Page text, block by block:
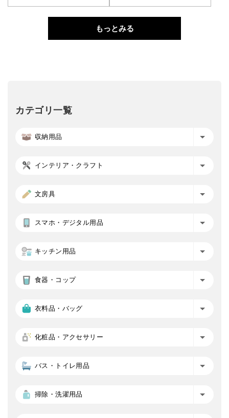
もっとみる
カテゴリ一覧
収納用品
インテリア・クラフト
文房具
スマホ・デジタル用品
キッチン用品
食器・コップ
衣料品・バッグ
化粧品・アクセサリー
バス・トイレ用品
掃除・洗濯用品